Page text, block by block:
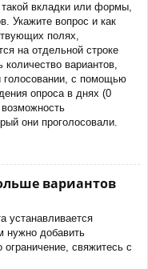
вкладки или формы,
Укажите вопрос и как
полях,
на отдельной строке
вариантов,
голосовании, с помощью
опроса в днях (0
они проголосовали.
вариантов
устанавливается
нужно добавить
свяжитесь с